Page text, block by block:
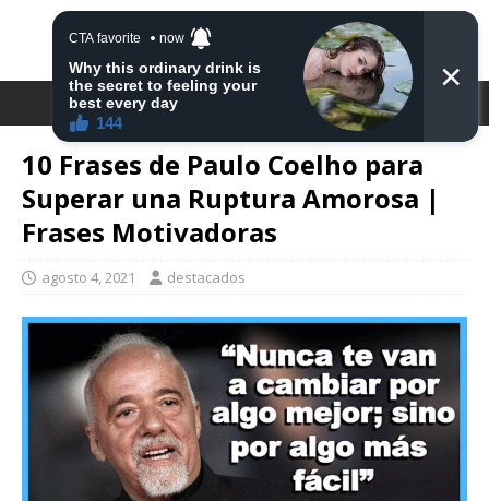
DESTACA2
10 Frases de Paulo Coelho para
Superar una Ruptura Amorosa |
Frases Motivadoras
agosto 4, 2021 destacados